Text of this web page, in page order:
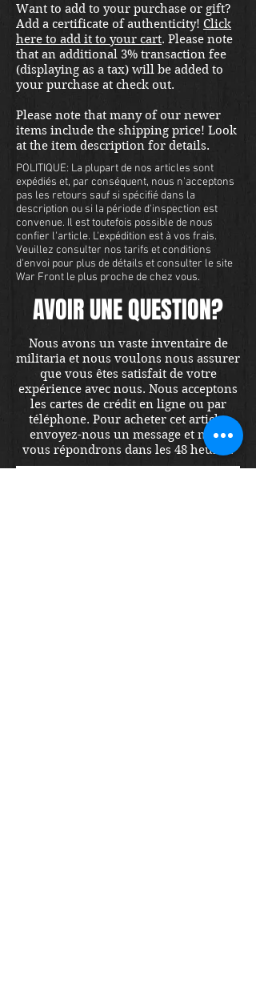
Want to add to your purchase or gift?
Add a certificate of authenticity! Click
here to add it to your cart. Please note
that an additional 3% transaction fee
(displaying as a tax) will be added to
your purchase at check out.
Please note that many of our newer
items include the shipping price! Look
at the item description for details.
POLITIQUE: La plupart de nos articles sont
expédiés et, par conséquent, nous n'acceptons
pas les retours sauf si spécifié dans la
description ou si la période d'inspection est
convenue. Il est toutefois possible de nous
confier l'article. L'expédition est à vos frais.
Veuillez consulter nos tarifs et conditions
d'envoi pour plus de détails et consulter le site
War Front le plus proche de chez vous.
AVOIR UNE QUESTION?
Nous avons un vaste inventaire de
militaria et nous voulons nous assurer
que vous êtes satisfait de votre
expérience avec nous. Nous acceptons
les cartes de crédit en ligne ou par
téléphone. Pour acheter cet article,
envoyez-nous un message et nous
vous répondrons dans les 48 heures.